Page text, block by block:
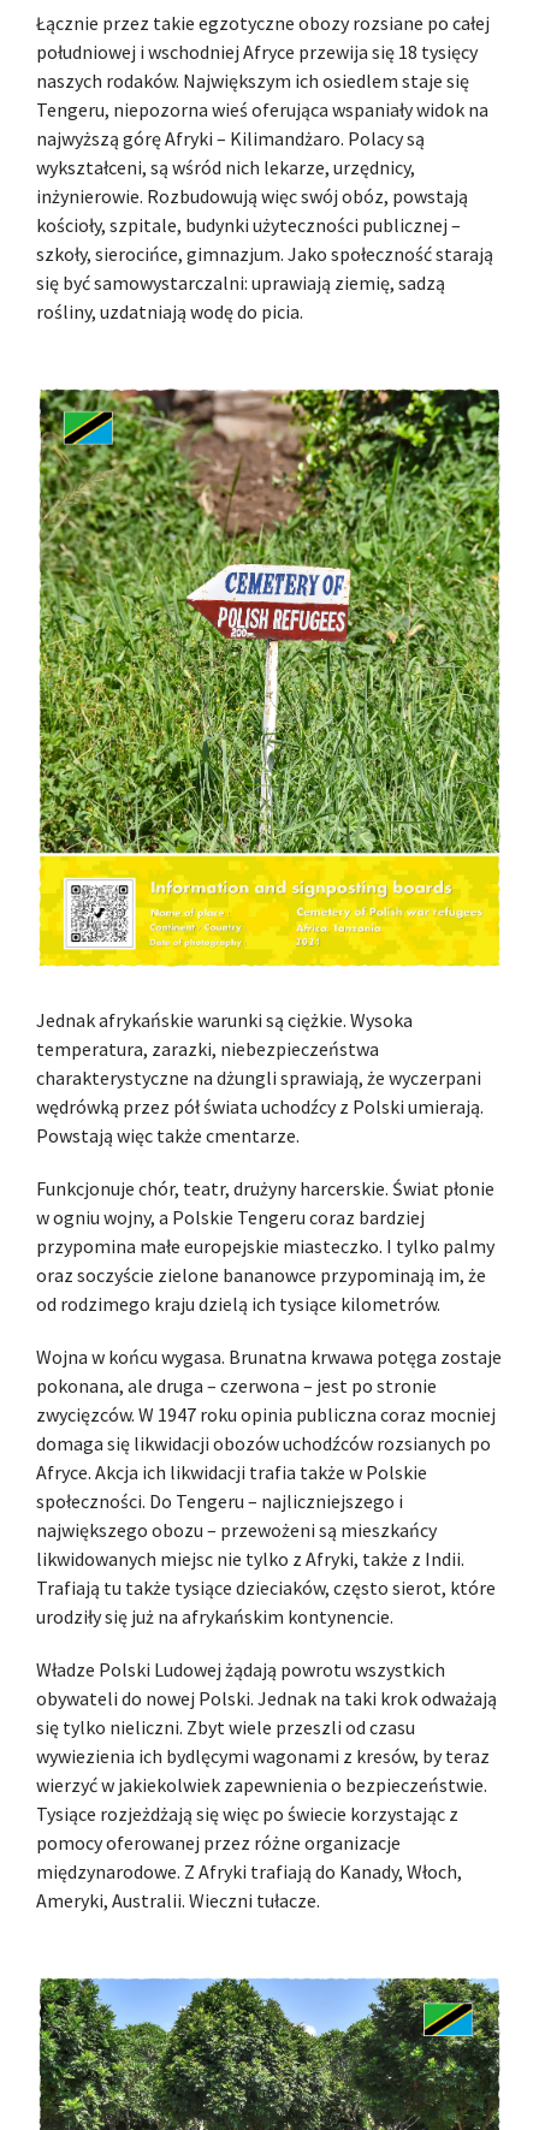
Łącznie przez takie egzotyczne obozy rozsiane po całej
południowej i wschodniej Afryce przewija się 18 tysięcy
naszych rodaków. Największym ich osiedlem staje się
Tengeru, niepozorna wieś oferująca wspaniały widok na
najwyższą górę Afryki – Kilimandżaro. Polacy są
wykształceni, są wśród nich lekarze, urzędnicy,
inżynierowie. Rozbudowują więc swój obóz, powstają
kościoły, szpitale, budynki użyteczności publicznej –
szkoły, sierocińce, gimnazjum. Jako społeczność starają
się być samowystarczalni: uprawiają ziemię, sadzą
rośliny, uzdatniają wodę do picia.
Jednak afrykańskie warunki są ciężkie. Wysoka
temperatura, zarazki, niebezpieczeństwa
charakterystyczne na dżungli sprawiają, że wyczerpani
wędrówką przez pół świata uchodźcy z Polski umierają.
Powstają więc także cmentarze.
Funkcjonuje chór, teatr, drużyny harcerskie. Świat płonie
w ogniu wojny, a Polskie Tengeru coraz bardziej
przypomina małe europejskie miasteczko. I tylko palmy
oraz soczyście zielone bananowce przypominają im, że
od rodzimego kraju dzielą ich tysiące kilometrów.
Wojna w końcu wygasa. Brunatna krwawa potęga zostaje
pokonana, ale druga – czerwona – jest po stronie
zwycięzców. W 1947 roku opinia publiczna coraz mocniej
domaga się likwidacji obozów uchodźców rozsianych po
Afryce. Akcja ich likwidacji trafia także w Polskie
społeczności. Do Tengeru – najliczniejszego i
największego obozu – przewożeni są mieszkańcy
likwidowanych miejsc nie tylko z Afryki, także z Indii.
Trafiają tu także tysiące dzieciaków, często sierot, które
urodziły się już na afrykańskim kontynencie.
Władze Polski Ludowej żądają powrotu wszystkich
obywateli do nowej Polski. Jednak na taki krok odważają
się tylko nieliczni. Zbyt wiele przeszli od czasu
wywiezienia ich bydlęcymi wagonami z kresów, by teraz
wierzyć w jakiekolwiek zapewnienia o bezpieczeństwie.
Tysiące rozjeżdżają się więc po świecie korzystając z
pomocy oferowanej przez różne organizacje
międzynarodowe. Z Afryki trafiają do Kanady, Włoch,
Ameryki, Australii. Wieczni tułacze.